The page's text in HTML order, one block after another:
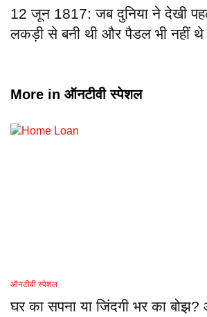
12 जून 1817: जब दुनिया ने देखी
लकड़ी से बनी थी और पैडल भी नहीं थे
More in ऑनटीवी स्पेशल
ऑनटीवी स्पेशल
घर का सपना या जिंदगी भर का